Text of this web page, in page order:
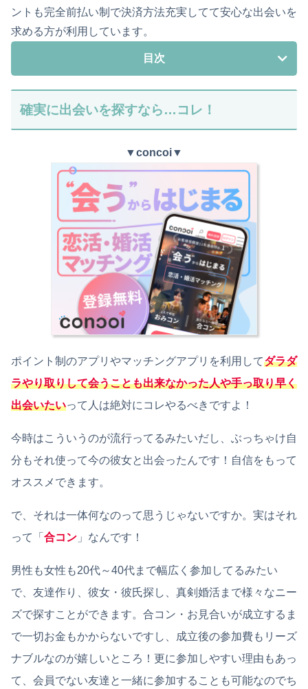
ントも完全前払い制で決済方法充実してて安心な出会いを
求める方が利用しています。
目次
確実に出会いを探すなら…コレ！
▼concoi▼
ポイント制のアプリやマッチングアプリを利用してダラダ
ラやり取りして会うことも出来なかった人や手っ取り早く
出会いたいって人は絶対にコレやるべきですよ！
今時はこういうのが流行ってるみたいだし、ぶっちゃけ自
分もそれ使って今の彼女と出会ったんです！自信をもって
オススメできます。
で、それは一体何なのって思うじゃないですか。実はそれ
って「 合コン 」なんです！
男性も女性も20代～40代まで幅広く参加してるみたい
で、友達作り、彼女・彼氏探し、真剣婚活まで様々なニー
ズで探すことができます。合コン・お見合いが成立するま
で一切お金もかからないですし、成立後の参加費もリーズ
ナブルなのが嬉しいところ！更に参加しやすい理由もあっ
て、会員でない友達と一緒に参加することも可能なのでち